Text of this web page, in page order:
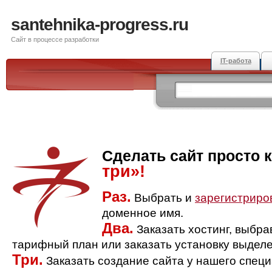
santehnika-progress.ru
Сайт в процессе разработки
IT-работа
Сделать сайт просто
три»!
Раз. Выбрать и
доменное имя.
Два. Заказать хостинг,
тарифный план или заказать установку
Три. Заказать создание сайта у нашего